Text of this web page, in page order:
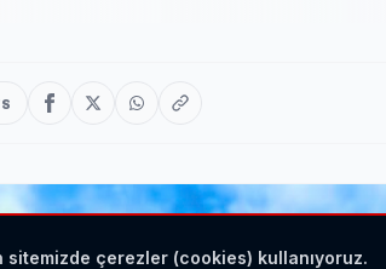
çerezler (cookies) kullanıyoruz.